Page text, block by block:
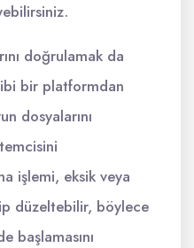
doğrulamak da
bir platformdan
dosyalarını
işlemi, eksik veya
düzeltebilir, böylece
başlamasını